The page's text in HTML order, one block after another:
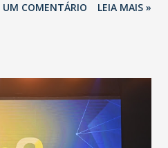
na contenção da
com os ambientes
não estamos vivendo uma
em todos os anos, com
UM COMENTÁRIO LEIA MAIS »